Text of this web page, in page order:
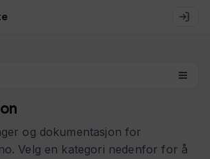
og dokumentasjon for
Velg en kategori nedenfor for å